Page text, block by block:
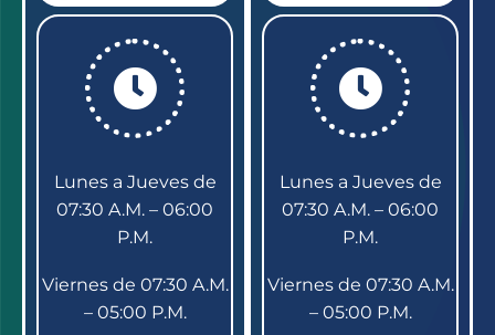
Lunes a Jueves de
07:30 A.M. – 06:00
P.M.
Viernes de 07:30 A.M.
– 05:00 P.M.
Lunes a Jueves de
07:30 A.M. – 06:00
P.M.
Viernes de 07:30 A.M.
– 05:00 P.M.